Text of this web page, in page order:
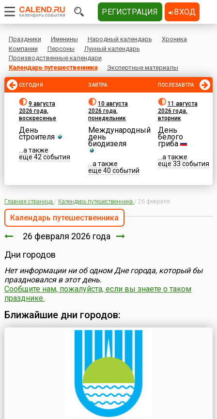
Праздники Именины Народный календарь
Хроника
Компании
Персоны
Лунный календарь
Производственные календари
Календарь путешественника
Экспертные материалы
СЕГОДНЯ
9 августа
2026 года,
воскресенье
День
строителя
...а также
еще 42 события
ЗАВТРА
10 августа
2026 года,
понедельник
Международный
день
биодизеля
...а также
еще 40 событий
ПОСЛЕЗАВТРА
11 августа
2026 года,
вторник
День
белого
гриба
...а также
еще 33 события
Главная страница / Календарь путешественника / 26 февраля
Календарь путешественника
26 февраля 2026 года
Дни городов
Нет информации ни об одном Дне города, который бы
праздновался в этот день.
Сообщите нам, пожалуйста, если вы знаете о таком
празднике.
Ближайшие дни городов:
РЕГИСТРАЦИЯ ВХОД